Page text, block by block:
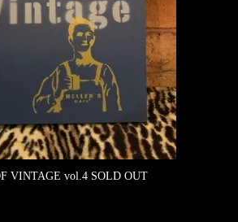
VINTAGE vol.4SOLD OUT